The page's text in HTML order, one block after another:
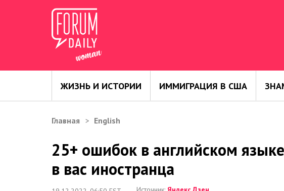
ЖИЗНЬ И ИСТОРИИ ИММИГРАЦИЯ В США
Главная English
25+ ошибок в английском
в вас иностранца